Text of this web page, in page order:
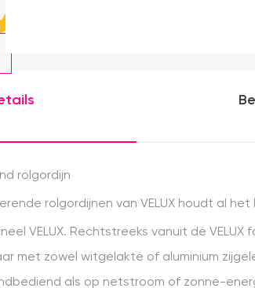
rolgordijn
rolgordijnen van VELUX houdt al
VELUX. Rechtstreeks vanuit de VELUX
met zowel witgelakte of aluminium
als op netstroom of zonne-